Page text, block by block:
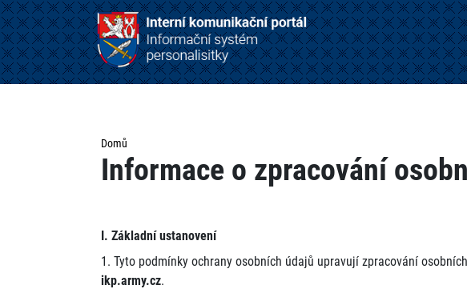
Domů
Informace o zpracování
I. Základní ustanovení
1. Tyto podmínky ochrany osobních údajů upravují zpracování
ikp.army.cz.